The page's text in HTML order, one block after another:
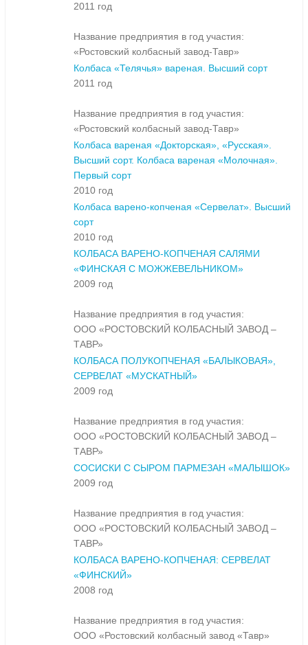
2011 год
Название предприятия в год участия:
«Ростовский колбасный завод-Тавр»
Колбаса «Телячья» вареная. Высший сорт
2011 год
Название предприятия в год участия:
«Ростовский колбасный завод-Тавр»
Колбаса вареная «Докторская», «Русская».
Высший сорт. Колбаса вареная «Молочная».
Первый сорт
2010 год
Колбаса варено-копченая «Сервелат». Высший
сорт
2010 год
КОЛБАСА ВАРЕНО-КОПЧЕНАЯ САЛЯМИ
«ФИНСКАЯ С МОЖЖЕВЕЛЬНИКОМ»
2009 год
Название предприятия в год участия:
ООО «РОСТОВСКИЙ КОЛБАСНЫЙ ЗАВОД –
ТАВР»
КОЛБАСА ПОЛУКОПЧЕНАЯ «БАЛЫКОВАЯ»,
СЕРВЕЛАТ «МУСКАТНЫЙ»
2009 год
Название предприятия в год участия:
ООО «РОСТОВСКИЙ КОЛБАСНЫЙ ЗАВОД –
ТАВР»
СОСИСКИ С СЫРОМ ПАРМЕЗАН «МАЛЫШОК»
2009 год
Название предприятия в год участия:
ООО «РОСТОВСКИЙ КОЛБАСНЫЙ ЗАВОД –
ТАВР»
КОЛБАСА ВАРЕНО-КОПЧЕНАЯ: СЕРВЕЛАТ
«ФИНСКИЙ»
2008 год
Название предприятия в год участия:
ООО «Ростовский колбасный завод «Тавр»